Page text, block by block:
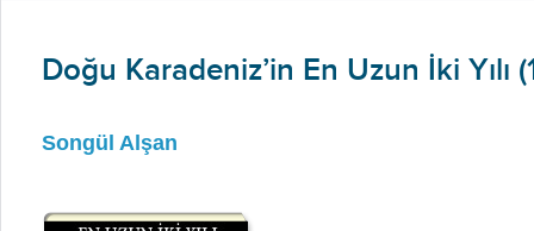
Doğu Karadeniz’in En Uzun İki Yılı
Songül Alşan